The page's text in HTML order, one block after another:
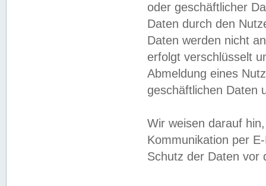
oder geschäftlicher
Daten durch den
Daten werden nicht
erfolgt verschlüsselt
Abmeldung eines
geschäftlichen Daten
Wir weisen darauf
Kommunikation per
Schutz der Daten vor